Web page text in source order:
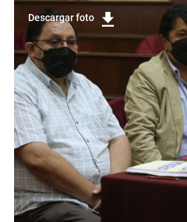
Descargar foto